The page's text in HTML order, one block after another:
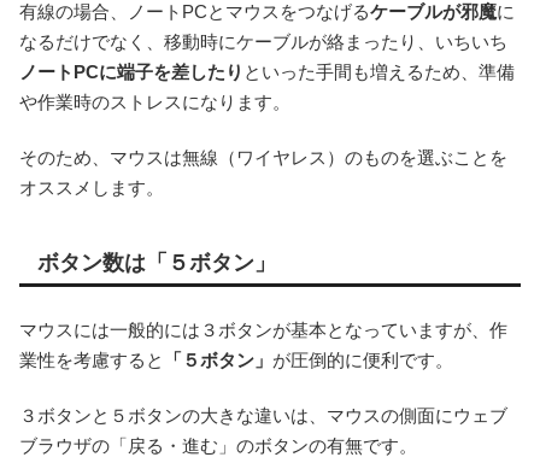
有線の場合、ノートPCとマウスをつなげるケーブルが邪魔に
なるだけでなく、移動時にケーブルが絡まったり、いちいち
ノートPCに端子を差したり といった手間も増えるため、準備
や作業時のストレスになります。
そのため、マウスは無線（ワイヤレス）のものを選ぶことを
オススメします。
ボタン数は「５ボタン」
マウスには一般的には３ボタンが基本となっていますが、作
業性を考慮すると
「５ボタン」 が圧倒的に便利です。
３ボタンと５ボタンの大きな違いは、マウスの側面にウェブ
ブラウザの「戻る・進む」のボタンの有無です。